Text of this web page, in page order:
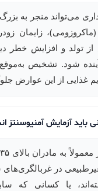
می‌تواند منجر به
زایمان
شود. تشخیص
غذایی از این عوارض
باید آزمایش آمنیوسنتز
در
یا کسانی که